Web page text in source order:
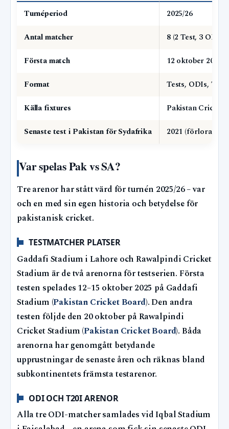
Turnéperiod
2025/26
Antal matcher
8 (2 Test, 3 ODI,
Första match
12 oktober 2025,
Format
Tests, ODIs,
Källa fixtures
Pakistan Cricket
Senaste test i Pakistan för Sydafrika
2021 (förlorade
Var spelas Pak vs SA?
Tre arenor har stått värd för turnén 2025/26 – var
och en med sin egen historia och betydelse för
pakistanisk cricket.
TESTMATCHER PLATSER
Gaddafi Stadium i Lahore och Rawalpindi Cricket
Stadium är de två arenorna för testserien. Första
testen spelades 12–15 oktober 2025 på Gaddafi
Stadium (Pakistan Cricket Board). Den andra
testen följde den 20 oktober på Rawalpindi
Cricket Stadium (Pakistan Cricket Board). Båda
arenorna har genomgått betydande
upprustningar de senaste åren och räknas bland
subkontinentets främsta testarenor.
ODI OCH T20I ARENOR
Alla tre ODI-matcher samlades vid Iqbal Stadium